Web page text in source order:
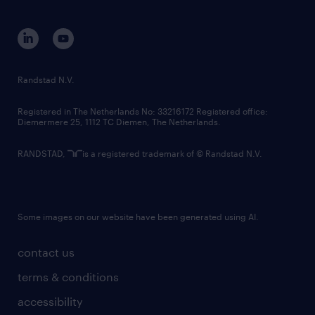
corporate governance
randstad innovation fund
country websites
contact us
terms & conditions
accessibility
Randstad N.V.
Registered in The Netherlands No: 33216172 Registered office:
Diemermere 25, 1112 TC Diemen, The Netherlands.
RANDSTAD, is a registered trademark of © Randstad N.V.
Some images on our website have been generated using AI.